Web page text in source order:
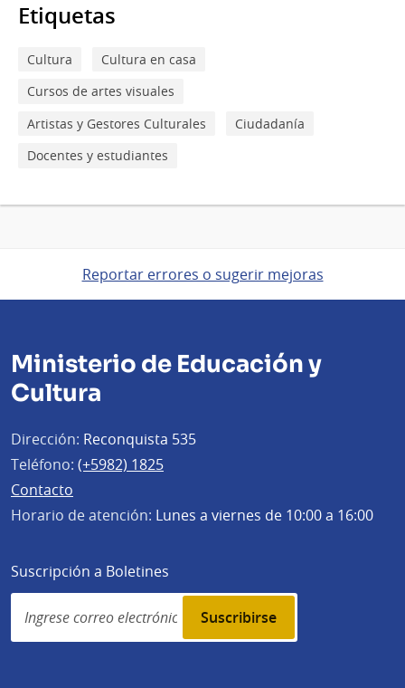
Etiquetas
Cultura
Cultura en casa
Cursos de artes visuales
Artistas y Gestores Culturales
Ciudadanía
Docentes y estudiantes
Reportar errores o sugerir mejoras
Ministerio de Educación y
Cultura
Dirección: Reconquista 535
Teléfono: (+5982) 1825
Contacto
Horario de atención: Lunes a viernes de 10:00 a 16:00
Suscripción a Boletines
Simplenews
subscription